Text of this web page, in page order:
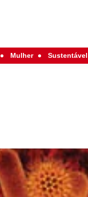
Mulher Sustentável